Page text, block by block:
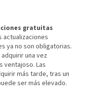
gratuitas
actualizaciones
ya no son obligatorias.
una vez
ventajoso. Las
más tarde, tras un
ser más elevado.